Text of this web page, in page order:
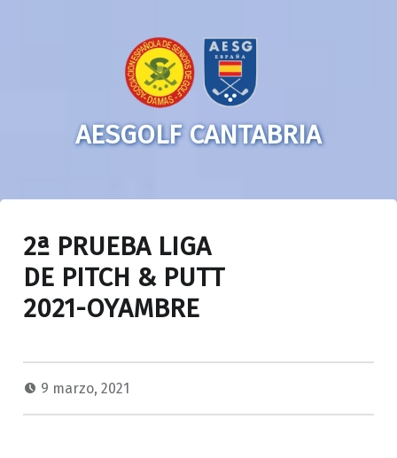
AESGOLF CANTABRIA
2ª PRUEBA LIGA
DE PITCH & PUTT
2021-OYAMBRE
9 marzo, 2021